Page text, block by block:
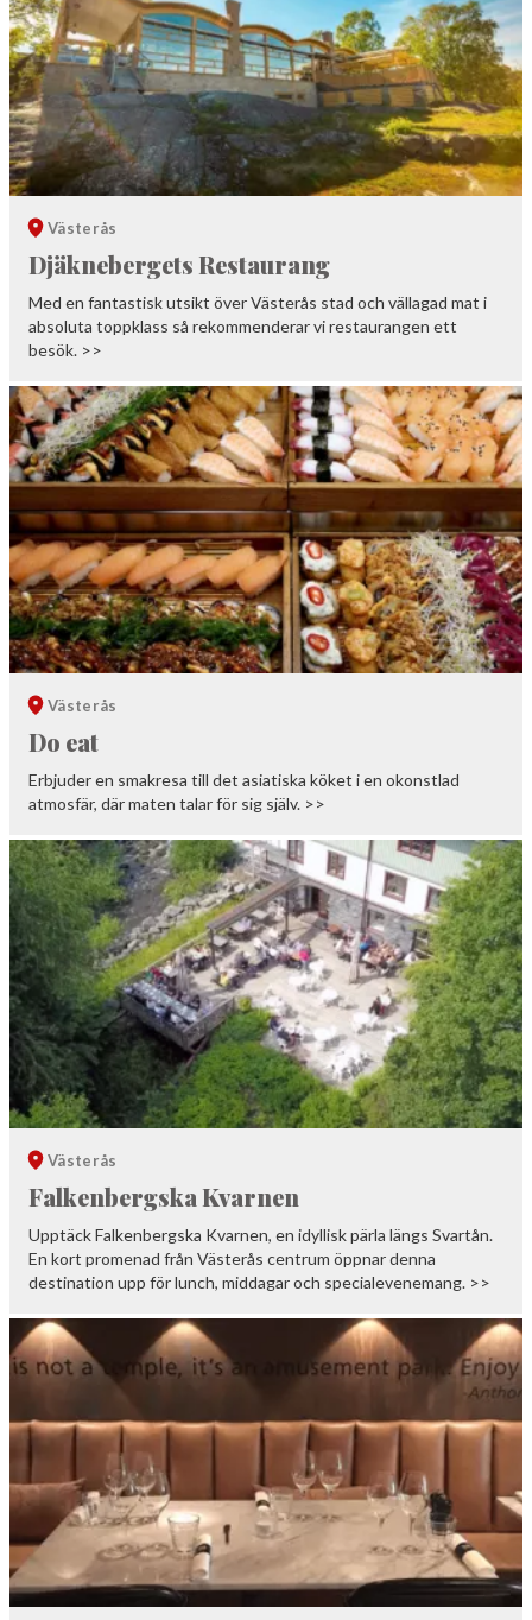
Västerås
Djäknebergets Restaurang
Med en fantastisk utsikt över Västerås stad och vällagad mat i
absoluta toppklass så rekommenderar vi restaurangen ett
besök. >>
Västerås
Do eat
Erbjuder en smakresa till det asiatiska köket i en okonstlad
atmosfär, där maten talar för sig själv. >>
Västerås
Falkenbergska Kvarnen
Upptäck Falkenbergska Kvarnen, en idyllisk pärla längs Svartån.
En kort promenad från Västerås centrum öppnar denna
destination upp för lunch, middagar och specialevenemang. >>